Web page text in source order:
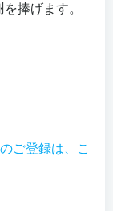
捧げます。
ご登録は、こ